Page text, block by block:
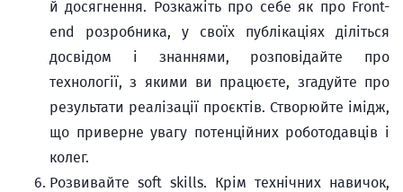
й досягнення. Розкажіть про себе як про Front-
end розробника, у своїх публікаціях діліться
досвідом і знаннями, розповідайте про
технології, з якими ви працюєте, згадуйте про
результати реалізації проєктів. Створюйте імідж,
що приверне увагу потенційних роботодавців і
колег.
Розвивайте soft skills. Крім технічних навичок,